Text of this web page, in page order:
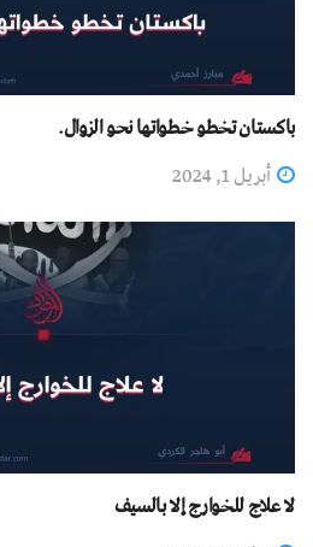
باكستان تخطو خطواتها نحو الزوال.
أبريل 1, 2024
لا علاج للخوارج إلا بالسيف